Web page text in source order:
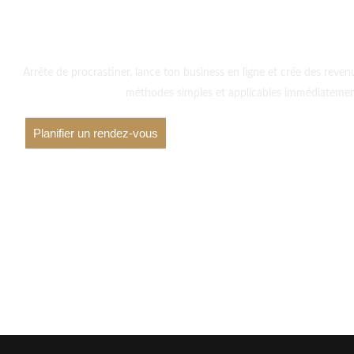
Planifier un rendez-vous